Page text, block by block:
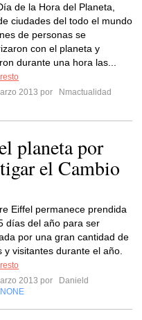
de la Hora del Planeta,
ciudades del todo el mundo
de personas se
con el planeta y
durante una hora las...
2013 por
Nmactualidad
planeta por
el Cambio
Eiffel permanece prendida
días del año para ser
por una gran cantidad de
y visitantes durante el año.
2013 por
Danield
NONE